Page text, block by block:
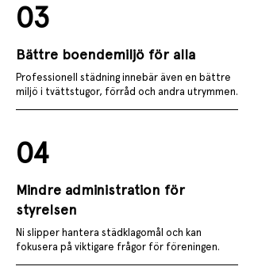
03
Bättre boendemiljö för alla
Professionell städning innebär även en bättre
miljö i tvättstugor, förråd och andra utrymmen.
04
Mindre administration för
styrelsen
Ni slipper hantera städklagomål och kan
fokusera på viktigare frågor för föreningen.